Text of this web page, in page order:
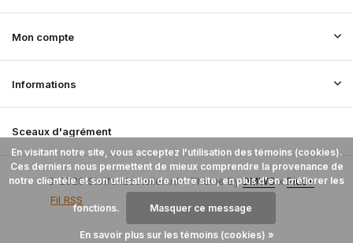
Mon compte
Informations
Sceaux d'agrément
© 2026 StoffenBestellen.nl - Theme ByDMWSxPlus+
Fil RSS
En visitant notre site, vous acceptez l'utilisation des témoins (cookies).
Ces derniers nous permettent de mieux comprendre la provenance de
notre clientèle et son utilisation de notre site, en plus d'en améliorer les
fonctions. Masquer ce message
En savoir plus sur les témoins (cookies) »